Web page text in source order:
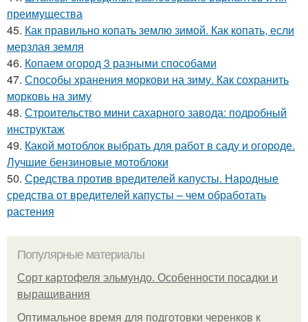
преимущества
45. Как правильно копать землю зимой. Как копать, если
мерзлая земля
46. Копаем огород 3 разными способами
47. Способы хранения моркови на зиму. Как сохранить
морковь на зиму
48. Строительство мини сахарного завода: подробный
инструктаж
49. Какой мотоблок выбрать для работ в саду и огороде.
Лучшие бензиновые мотоблоки
50. Средства против вредителей капусты. Народные
средства от вредителей капусты – чем обработать
растения
Популярные материалы
Сорт картофеля эльмундо. Особенности посадки и
выращивания
Оптимальное время для подготовки черенков к